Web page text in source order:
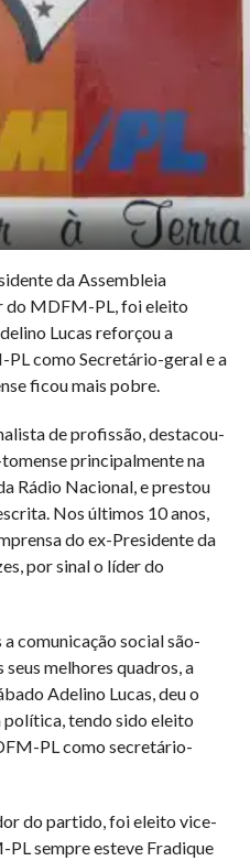
da Assembleia
do MDFM-PL, foi eleito
Lucas reforçou a
como Secretário-geral e a
ficou mais pobre.
de profissão, destacou-
principalmente na
Rádio Nacional, e prestou
Nos últimos 10 anos,
do ex-Presidente da
por sinal o líder do
comunicação social são-
melhores quadros, a
Adelino Lucas, deu o
política, tendo sido eleito
PL como secretário-
do partido, foi eleito vice-
sempre esteve Fradique